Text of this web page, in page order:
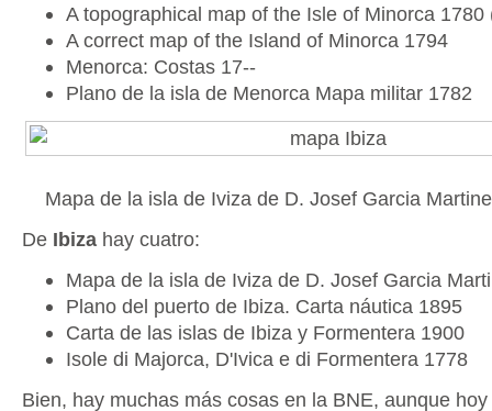
A topographical map of the Isle of Minorca 1780
A correct map of the Island of Minorca 1794
Menorca: Costas 17--
Plano de la isla de Menorca Mapa militar 1782
Mapa de la isla de Iviza de D. Josef Garcia
De Ibizahay cuatro:
Mapa de la isla de Iviza de D. Josef Garcia
Plano del puerto de Ibiza. Carta náutica 1895
Carta de las islas de Ibiza y Formentera 1900
Isole di Majorca, D'Ivica e di Formentera 1778
Bien, hay muchas más cosas en la BNE, aunque